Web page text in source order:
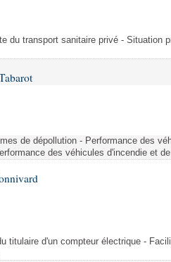
du transport sanitaire privé - Situation
de dépollution - Performance des
des véhicules d'incendie et
titulaire d'un compteur électrique -